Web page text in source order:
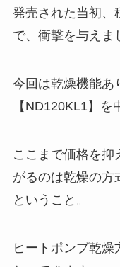
発売された当初、
で、衝撃を与えま
今回は乾燥機能あ
【ND120KL1】を
ここまで価格を抑
がるのは乾燥の方
ということ。
ヒートポンプ乾